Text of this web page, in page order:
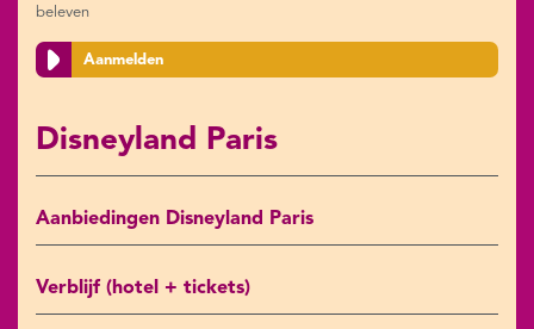
beleven
Aanmelden
Disneyland Paris
Aanbiedingen Disneyland Paris
Verblijf (hotel + tickets)